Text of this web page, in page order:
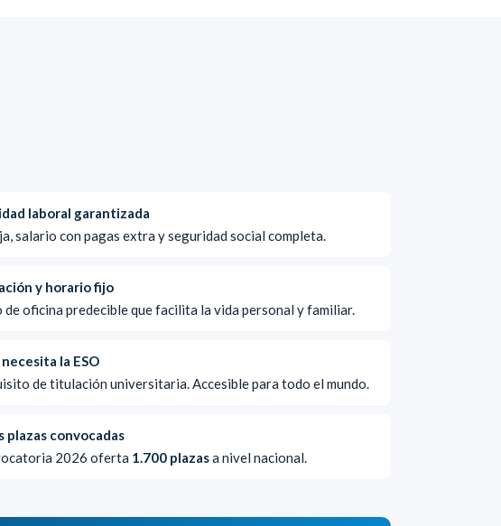
laboral garantizada
salario con pagas extra y seguridad social completa.
y horario fijo
de oficina predecible que facilita la vida personal y familiar.
la ESO
de titulación universitaria. Accesible para todo el mundo.
plazas convocadas
2026 oferta 1.700 plazasa nivel nacional.